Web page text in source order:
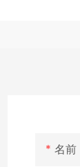
名前